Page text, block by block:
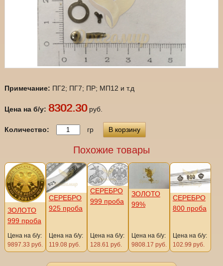
Примечание: ПГ2; ПГ7; ПР; МП12 и т.д
Цена на б/у: 8302.30руб.
Количество: гр В корзину
Похожие товары
ЗОЛОТО
999 проба
Цена на б/у:
9897.33 руб.
СЕРЕБРО
925 проба
Цена на б/у:
119.08 руб.
СЕРЕБРО
999 проба
Цена на б/у:
128.61 руб.
ЗОЛОТО
99%
Цена на б/у:
9808.17 руб.
СЕРЕБРО
800 проба
Цена на б/у:
102.99 руб.